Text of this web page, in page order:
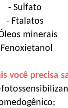
- Sulfato
- Ftalatos
minerais
você precisa